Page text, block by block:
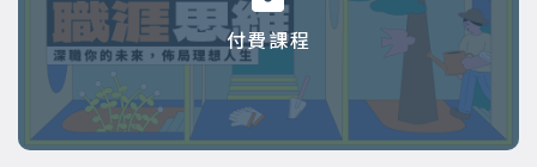
付費課程
第八章 【結語】